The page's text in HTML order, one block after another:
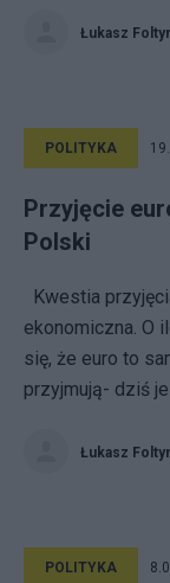
Łukasz
POLITYKA
Przyjęcie
Polski
Kwestia
ekonomiczna. O
się, że euro to
przyjmują- dziś
Łukasz
POLITYKA